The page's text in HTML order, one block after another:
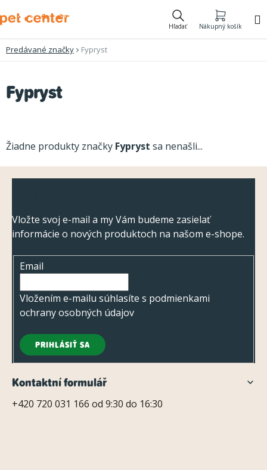
na
Hľadať Nákupný košík
Predávané značky Fypryst
Fypryst
Žiadne produkty značky Fypryst sa nenašli...
Vložte svoj e-mail a my Vám budeme zasielať
informácie o nových produktoch na našom e-shope.
Email
Vložením e-mailu súhlasíte s podmienkami
ochrany osobných údajov
PRIHLÁSIŤ SA
Kontaktní formulář
+420 720 031 166 od 9:30 do 16:30